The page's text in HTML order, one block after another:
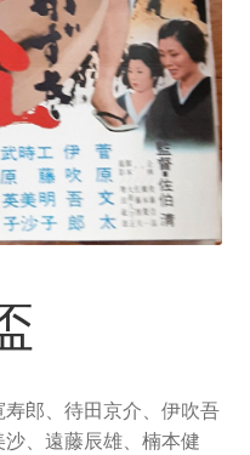
郎、待田京介、伊吹吾
、遠藤辰雄、楠本健